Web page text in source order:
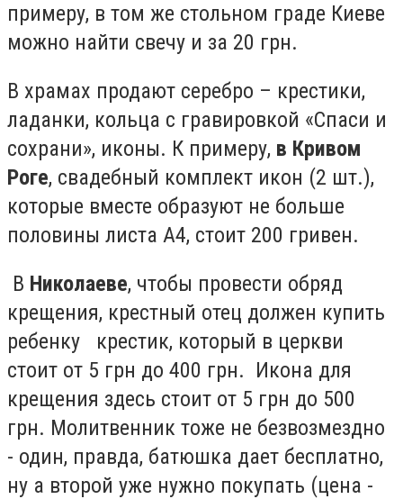
примеру, в том же стольном граде Киеве
можно найти свечу и за 20 грн.
В храмах продают серебро – крестики,
ладанки, кольца с гравировкой «Спаси и
сохрани», иконы. К примеру, в Кривом
Роге, свадебный комплект икон (2 шт.),
которые вместе образуют не больше
половины листа А4, стоит 200 гривен.
В Николаеве, чтобы провести обряд
крещения, крестный отец должен купить
ребенку крестик, который в церкви
стоит от 5 грн до 400 грн. Икона для
крещения здесь стоит от 5 грн до 500
грн. Молитвенник тоже не безвозмездно
- один, правда, батюшка дает бесплатно,
ну а второй уже нужно покупать (цена -